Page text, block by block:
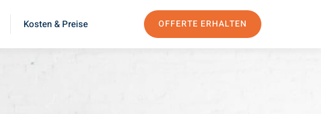
Kosten & Preise OFFERTE ERHALTEN